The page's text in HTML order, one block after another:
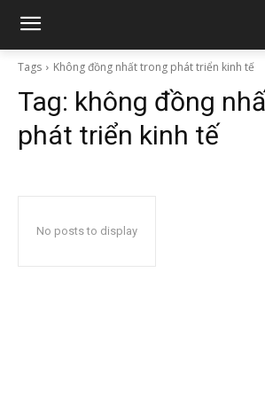
Tags Không đồng nhất trong phát triển kinh tế
Tag: không đồng
phát triển kinh tế
No posts to display